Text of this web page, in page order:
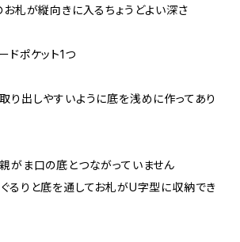
お札が縦向きに入るちょうどよい深さ
ドポケット1つ
り出しやすいように底を浅めに作ってあり
がま口の底とつながっていません
るりと底を通してお札がU字型に収納でき